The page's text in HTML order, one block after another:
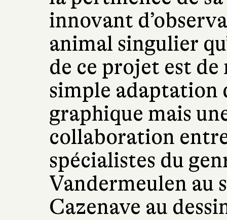
innovant
animal singulier
de ce projet est de
simple adaptation
graphique mais
collaboration
spécialistes du
Vandermeulen au
Cazenave au